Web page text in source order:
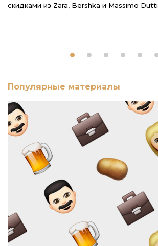
скидками из Zara, Bershka и Massimo Dutti
Популярные материалы